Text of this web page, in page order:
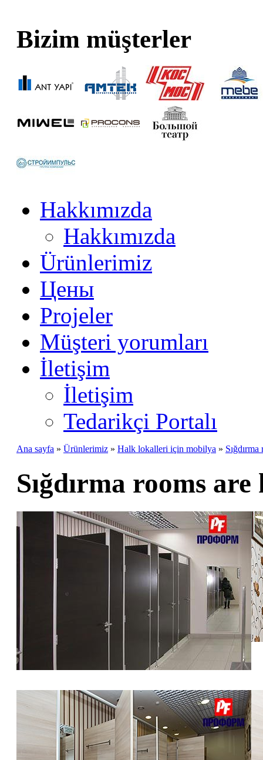
Bizim müşterler
Hakkımızda
Hakkımızda
Ürünlerimiz
Цены
Projeler
Müşteri yorumları
İletişim
İletişim
Tedarikçi Portalı
Ana sayfa » Ürünlerimiz » Halk lokalleri için mobilya »
Sığdırma rooms